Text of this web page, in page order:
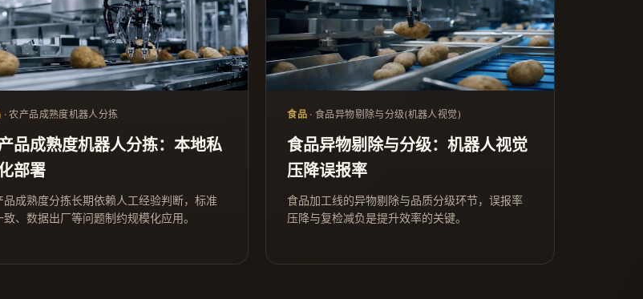
· 农产品成熟度机器人分拣
品成熟度机器人分拣：本地私
部署
品成熟度分拣长期依赖人工经验判断，标准
致、数据出厂等问题制约规模化应用。
食品 · 食品异物剔除与分级(机器人视觉)
食品异物剔除与分级：机器人视觉
压降误报率
食品加工线的异物剔除与品质分级环节，误报率
压降与复检减负是提升效率的关键。